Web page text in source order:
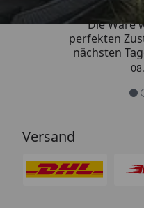
Die Ware
perfekten
nächsten
Grüße an
Versand